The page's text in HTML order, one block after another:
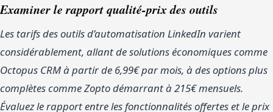
Examiner le rapport qualité-prix des outils
Les tarifs des outils d’automatisation LinkedIn varient
considérablement, allant de solutions économiques comme
Octopus CRM à partir de 6,99€ par mois, à des options plus
complètes comme Zopto démarrant à 215€ mensuels.
Évaluez le rapport entre les fonctionnalités offertes et le prix